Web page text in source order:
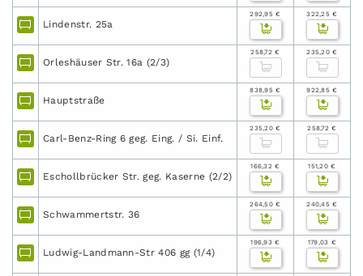
Lindenstr. 25a
292,95 € 322,25 €
Orleshäuser Str. 16a (2/3)
258,72 € 235,20 €
Hauptstraße
838,95 € 922,85 €
Carl-Benz-Ring 6 geg. Eing. / Si. Einf.
235,20 € 258,72 €
Eschollbrücker Str. geg. Kaserne (2/2)
166,32 € 151,20 €
Schwammertstr. 36
264,50 € 240,45 €
Ludwig-Landmann-Str 406 gg (1/4)
196,93 € 179,03 €